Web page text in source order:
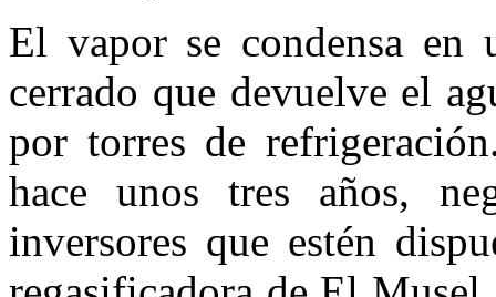
El vapor se condensa
cerrado que devuelve el
por torres de
hace unos tres años,
inversores que estén